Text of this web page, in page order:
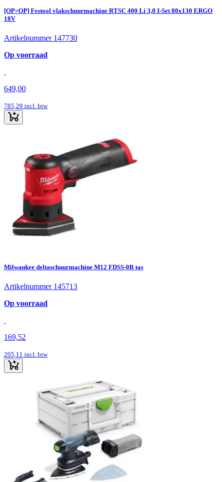
[OP=OP] Festool vlakschuurmachine RTSC 400 Li 3,0 I-Set 80x130 ERGO
18V
Artikelnummer 147730
Op voorraad
649,00
785,29 incl. btw
Milwaukee deltaschuurmachine M12 FDSS-0B tas
Artikelnummer 145713
Op voorraad
169,52
205,11 incl. btw